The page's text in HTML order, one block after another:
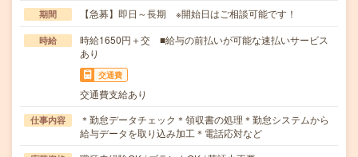
期間 【急募】即日～長期 ※開始日はご相談可能です！
時給
時給1650円＋交 ■給与の前払いが可能な速払いサービス
あり
交通費
交通費支給あり
仕事内容
＊勤怠データチェック＊領収書の処理＊勤怠システムから
給与データを取り込み加工＊電話応対など